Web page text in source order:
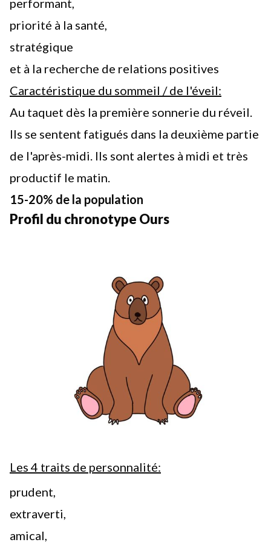
performant,
priorité à la santé,
stratégique
et à la recherche de relations positives
Caractéristique du sommeil / de l'éveil:
Au taquet dès la première sonnerie du réveil.
Ils se sentent fatigués dans la deuxième partie
de l'après-midi. Ils sont alertes à midi et très
productif le matin.
15-20% de la population
Profil du chronotype Ours
Les 4 traits de personnalité:
prudent,
extraverti,
amical,